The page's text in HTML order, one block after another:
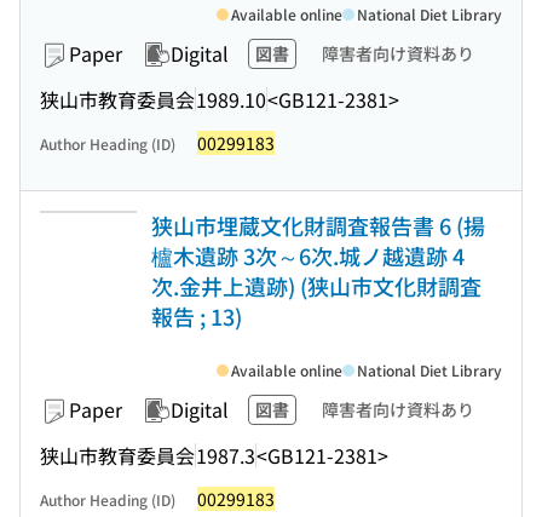
Paper Digital 図書 障害者向け資料あり
狭山市教育委員会1989.10<GB121-2381>
Available online National Diet Library
Author Heading (ID) 00299183
狭山市埋蔵文化財調査報告書 6 (揚
櫨木遺跡 3次～6次.城ノ越遺跡 4
次.金井上遺跡) (狭山市文化財調査
報告 ; 13)
Paper Digital 図書 障害者向け資料あり
狭山市教育委員会1987.3<GB121-2381>
Available online National Diet Library
Author Heading (ID) 00299183